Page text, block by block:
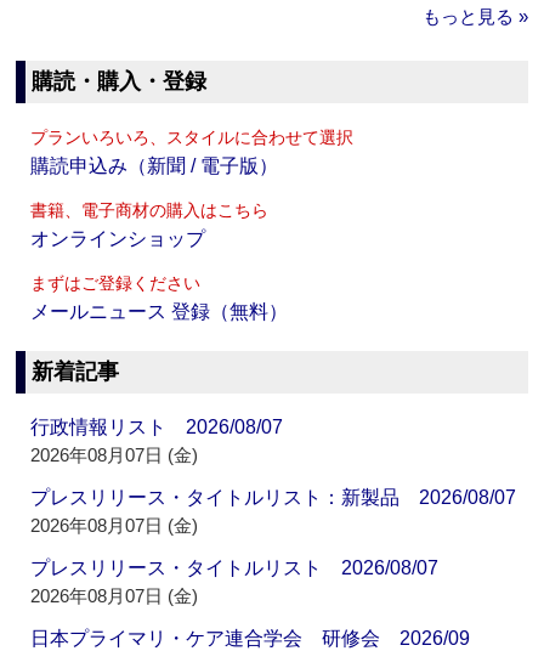
もっと見る »
購読・購入・登録
プランいろいろ、スタイルに合わせて選択
購読申込み（新聞 / 電子版）
書籍、電子商材の購入はこちら
オンラインショップ
まずはご登録ください
メールニュース 登録（無料）
新着記事
行政情報リスト 2026/08/07
2026年08月07日 (金)
プレスリリース・タイトルリスト：新製品 2026/08/07
2026年08月07日 (金)
プレスリリース・タイトルリスト 2026/08/07
2026年08月07日 (金)
日本プライマリ・ケア連合学会 研修会 2026/09